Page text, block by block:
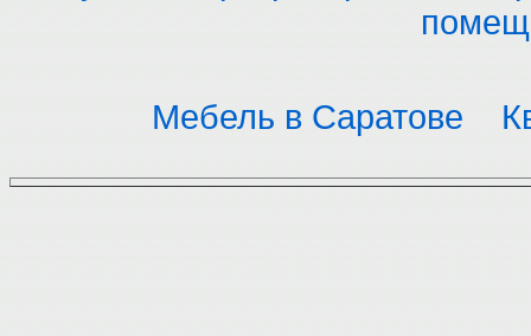
Мебель в Саратове